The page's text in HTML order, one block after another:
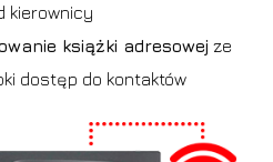
kierownicy
książki adresowej ze
dostęp do kontaktów